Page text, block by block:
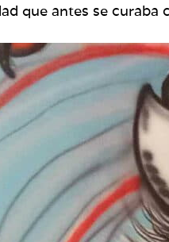
que antes se curaba